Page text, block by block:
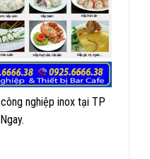
nghiệp inox tại TP